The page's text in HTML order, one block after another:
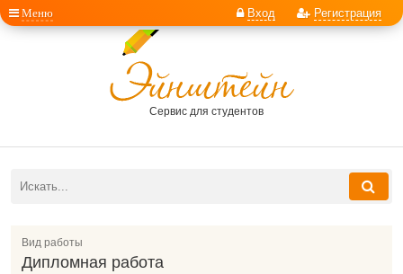
Сервис для студентов
Меню Вход Регистрация
Вид работы
Дипломная работа